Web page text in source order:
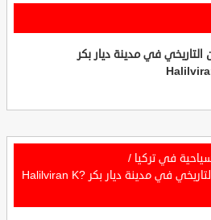
في مدينة ديار بكر
في تركيا /
تعرف على جسر هاليلفيران التاريخي في مدينة ديار بكر Halilviran K?